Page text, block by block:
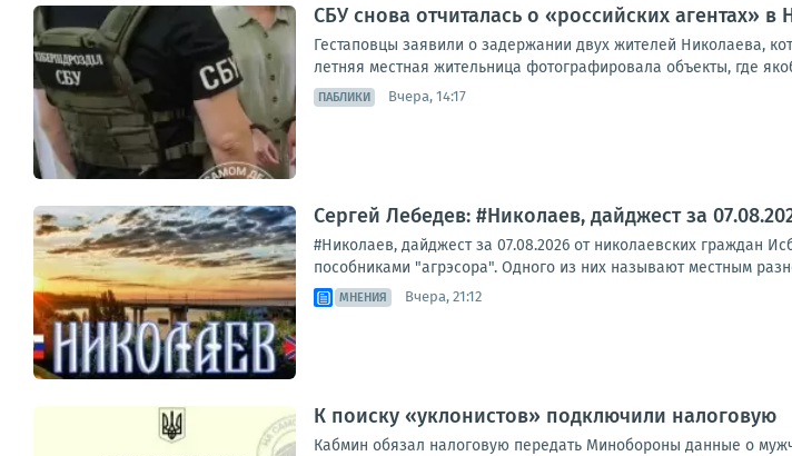
СБУ снова отчиталась о «российских агентах» в
Гестаповцы заявили о задержании двух жителей Николаева,
летняя местная жительница фотографировала объекты, где
ПАБЛИКИ Вчера, 14:17
Сергей Лебедев: #Николаев, дайджест за
#Николаев, дайджест за 07.08.2026 от николаевских граждан
пособниками "агрэсора". Одного из них называют местным
МНЕНИЯ Вчера, 21:12
К поиску «уклонистов» подключили налоговую
Кабмин обязал налоговую передать Минобороны данные о